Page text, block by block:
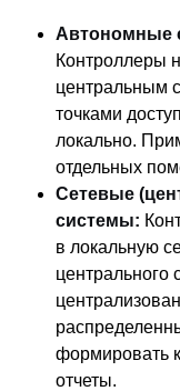
Автономные
Контроллеры
центральным
точками
локально.
отдельных
Сетевые
системы:
в локальную
центрального
формировать
отчеты.